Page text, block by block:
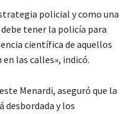
policial y como una
tener la policía para
científica de aquellos
las calles», indicó.
Menardi, aseguró que la
desbordada y los